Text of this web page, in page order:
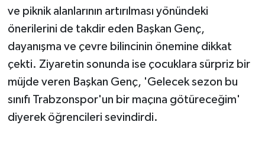
ve piknik alanlarının artırılması yönündeki
önerilerini de takdir eden Başkan Genç,
dayanışma ve çevre bilincinin önemine dikkat
çekti. Ziyaretin sonunda ise çocuklara sürpriz bir
müjde veren Başkan Genç, 'Gelecek sezon bu
sınıfı Trabzonspor'un bir maçına götüreceğim'
diyerek öğrencileri sevindirdi.